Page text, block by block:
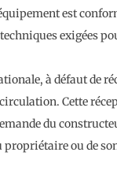
est
exigées
à défaut de
Cette
du
propriétaire ou de